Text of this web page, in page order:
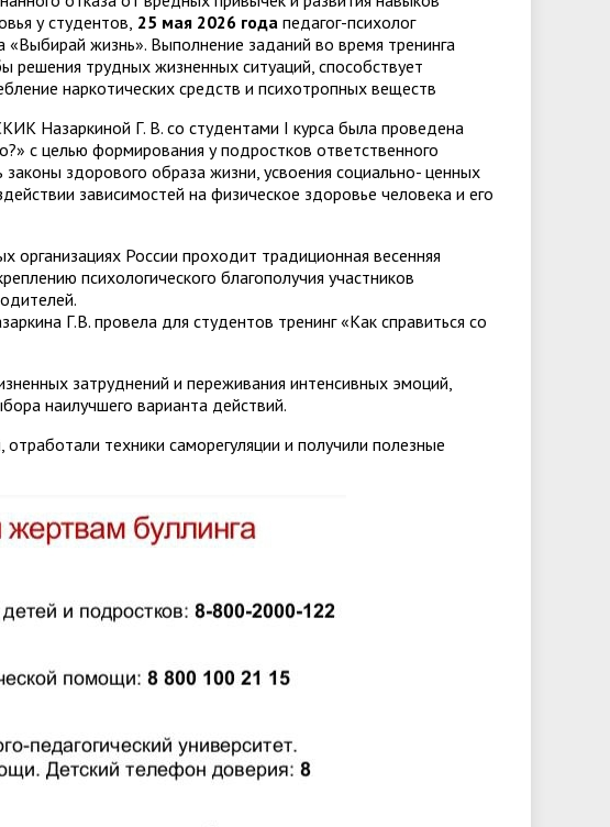
у студентов, 25 мая 2026 года педагог-психолог
«Выбирай жизнь». Выполнение заданий во время тренинга
решения трудных жизненных ситуаций, способствует
наркотических средств и психотропных веществ
Назаркиной Г. В. со студентами I курса была проведена
с целью формирования у подростков ответственного
здорового образа жизни, усвоения социально- ценных
зависимостей на физическое здоровье человека и его
организациях России проходит традиционная весенняя
психологического благополучия участников
Г.В. провела для студентов тренинг «Как справиться со
затруднений и переживания интенсивных эмоций,
наилучшего варианта действий.
техники саморегуляции и получили полезные